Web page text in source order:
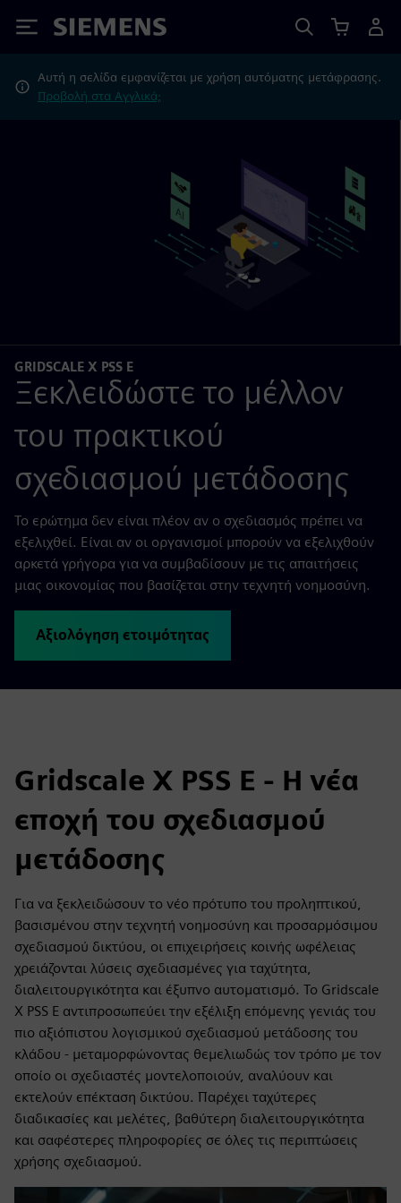
Siemens
Αυτή η σελίδα εμφανίζεται με χρήση αυτόματης μετάφρασης.
Προβολή στα Αγγλικά;
GRIDSCALE X PSS E
Ξεκλειδώστε το μέλλον
του πρακτικού
σχεδιασμού μετάδοσης
Το ερώτημα δεν είναι πλέον αν ο σχεδιασμός πρέπει να
εξελιχθεί. Είναι αν οι οργανισμοί μπορούν να εξελιχθούν
αρκετά γρήγορα για να συμβαδίσουν με τις απαιτήσεις
μιας οικονομίας που βασίζεται στην τεχνητή νοημοσύνη.
Αξιολόγηση ετοιμότητας
Gridscale X PSS E - Η νέα
εποχή του σχεδιασμού
μετάδοσης
Για να ξεκλειδώσουν το νέο πρότυπο του προληπτικού,
βασισμένου στην τεχνητή νοημοσύνη και προσαρμόσιμου
σχεδιασμού δικτύου, οι επιχειρήσεις κοινής ωφέλειας
χρειάζονται λύσεις σχεδιασμένες για ταχύτητα,
διαλειτουργικότητα και έξυπνο αυτοματισμό. Το Gridscale
X PSS E αντιπροσωπεύει την εξέλιξη επόμενης γενιάς του
πιο αξιόπιστου λογισμικού σχεδιασμού μετάδοσης του
κλάδου - μεταμορφώνοντας θεμελιωδώς τον τρόπο με τον
οποίο οι σχεδιαστές μοντελοποιούν, αναλύουν και
εκτελούν επέκταση δικτύου. Παρέχει ταχύτερες
διαδικασίες και μελέτες, βαθύτερη διαλειτουργικότητα
και σαφέστερες πληροφορίες σε όλες τις περιπτώσεις
χρήσης σχεδιασμού.